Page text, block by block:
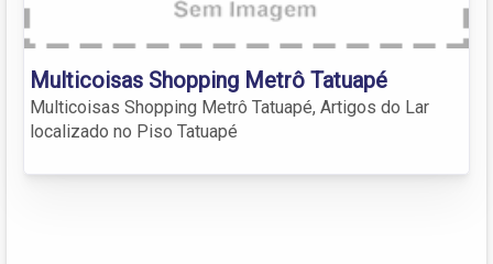
Multicoisas Shopping Metrô Tatuapé
Multicoisas Shopping Metrô Tatuapé, Artigos do Lar
localizado no Piso Tatuapé